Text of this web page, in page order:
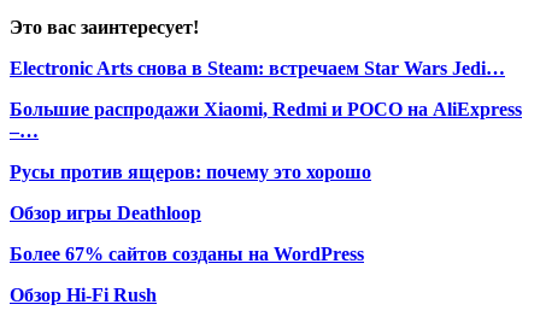
Это вас заинтересует!
Electronic Arts снова в Steam: встречаем Star Wars Jedi…
Большие распродажи Xiaomi, Redmi и POCO на AliExpress
–…
Русы против ящеров: почему это хорошо
Обзор игры Deathloop
Более 67% сайтов созданы на WordPress
Обзор Hi-Fi Rush